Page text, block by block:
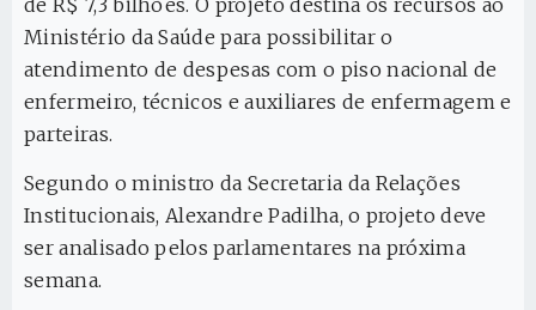
Ministério da Saúde para possibilitar o
atendimento de despesas com o piso nacional de
enfermeiro, técnicos e auxiliares de enfermagem e
parteiras.
Segundo o ministro da Secretaria da Relações
Institucionais, Alexandre Padilha, o projeto deve
ser analisado pelos parlamentares na próxima
semana.